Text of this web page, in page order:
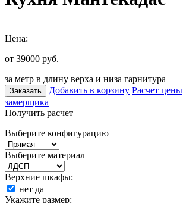
Цена:
от 39000 руб.
за метр в длину верха и низа гарнитура
Заказать Добавить в корзину Расчет цены
замерщика
Получить расчет
Выберите конфигурацию
Выберите материал
Верхние шкафы:
нет да
Укажите размер: